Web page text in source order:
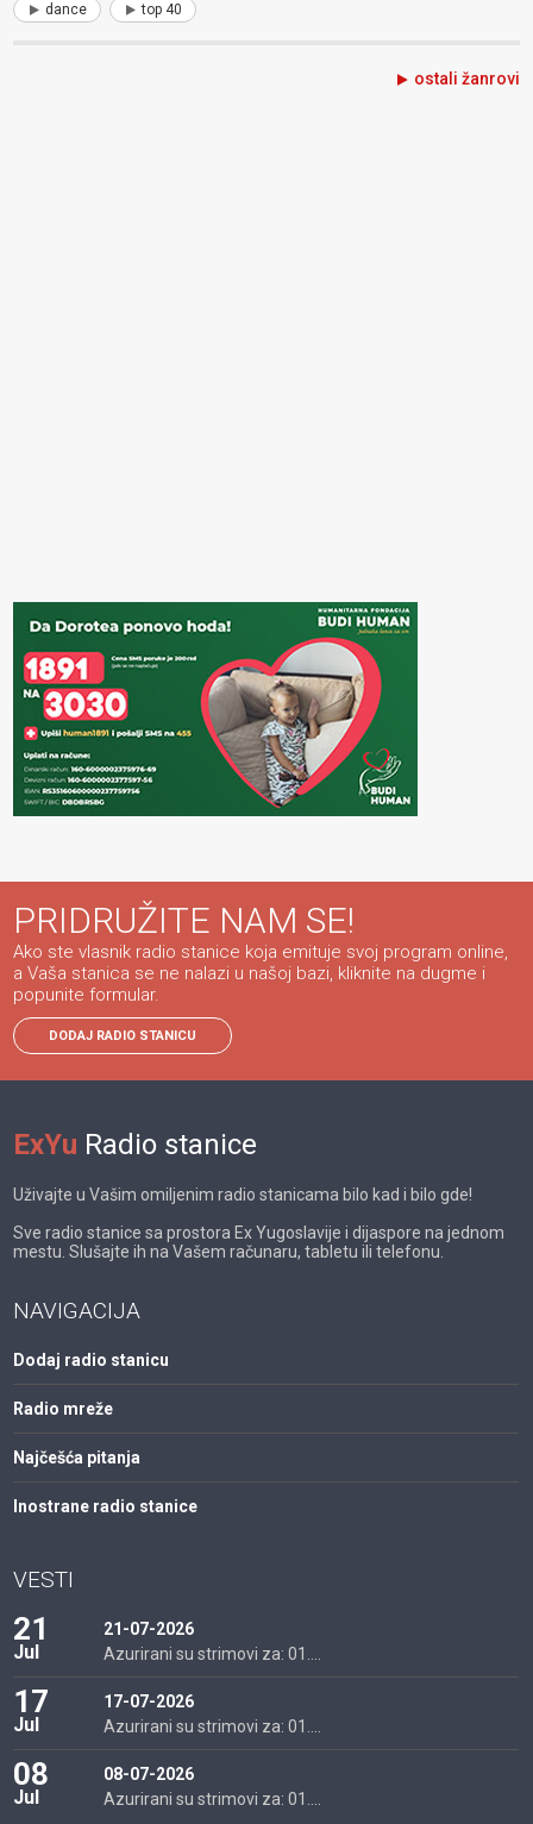
dance top 40
ostali žanrovi
PRIDRUŽITE NAM SE!
Ako ste vlasnik radio stanice koja emituje svoj program online,
a Vaša stanica se ne nalazi u našoj bazi, kliknite na dugme i
popunite formular.
DODAJ RADIO STANICU
ExYu Radio stanice
Uživajte u Vašim omiljenim radio stanicama bilo kad i bilo gde!
Sve radio stanice sa prostora Ex Yugoslavije i dijaspore na jednom
mestu. Slušajte ih na Vašem računaru, tabletu ili telefonu.
NAVIGACIJA
Dodaj radio stanicu
Radio mreže
Najčešća pitanja
Inostrane radio stanice
VESTI
21
Jul
21-07-2026
Azurirani su strimovi za: 01....
17
Jul
17-07-2026
Azurirani su strimovi za: 01....
08
Jul
08-07-2026
Azurirani su strimovi za: 01....